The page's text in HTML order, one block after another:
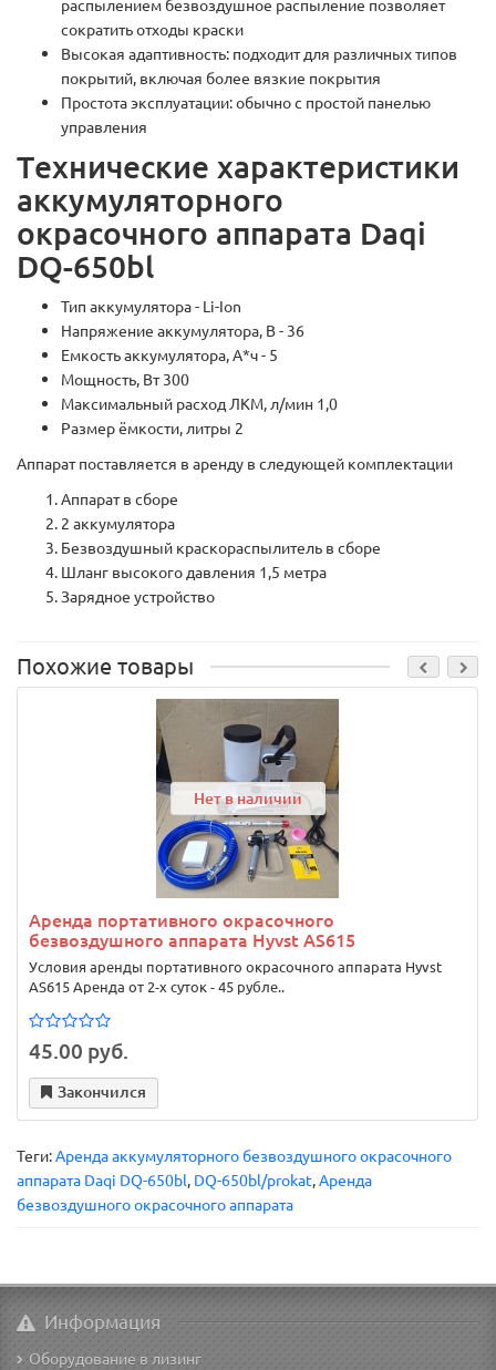
распылением безвоздушное распыление позволяет
сократить отходы краски
Высокая адаптивность: подходит для различных типов
покрытий, включая более вязкие покрытия
Простота эксплуатации: обычно с простой панелью
управления
Tехнические характеристики
аккумуляторного
окрасочного аппарата Daqi
DQ-650bl
Тип аккумулятора - Li-Ion
Напряжение аккумулятора, В - 36
Емкость аккумулятора, А*ч - 5
Мощность, Вт 300
Максимальный расход ЛКМ, л/мин 1,0
Размер ёмкости, литры 2
Аппарат поставляется в аренду в следующей комплектации
Аппарат в сборе
2 аккумулятора
Безвоздушный краскораспылитель в сборе
Шланг высокого давления 1,5 метра
Зарядное устройство
Похожие товары
Нет в наличии
Аренда портативного окрасочного
безвоздушного аппарата Hyvst AS615
Условия аренды портативного окрасочного аппарата Hyvst
AS615 Аренда от 2-х суток - 45 рубле..
45.00 руб.
Закончился
Теги:Аренда аккумуляторного безвоздушного окрасочного
аппарата Daqi DQ-650bl, DQ-650bl/prokat,Аренда
безвоздушного окрасочного аппарата
Информация
Оборудование в лизинг